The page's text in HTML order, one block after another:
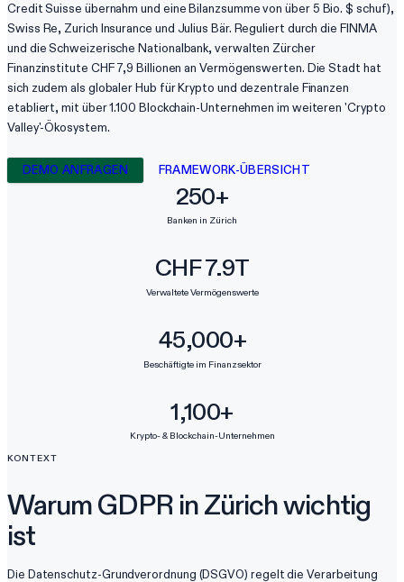
Credit Suisse übernahm und eine Bilanzsumme von über 5 Bio. $ schuf),
Swiss Re, Zurich Insurance und Julius Bär. Reguliert durch die FINMA
und die Schweizerische Nationalbank, verwalten Zürcher
Finanzinstitute CHF 7,9 Billionen an Vermögenswerten. Die Stadt hat
sich zudem als globaler Hub für Krypto und dezentrale Finanzen
etabliert, mit über 1.100 Blockchain-Unternehmen im weiteren 'Crypto
Valley'-Ökosystem.
DEMO ANFRAGEN FRAMEWORK-ÜBERSICHT
250+
Banken in Zürich
CHF 7.9T
Verwaltete Vermögenswerte
45,000+
Beschäftigte im Finanzsektor
1,100+
Krypto- & Blockchain-Unternehmen
KONTEXT
Warum GDPR in Zürich wichtig
ist
Die Datenschutz-Grundverordnung (DSGVO) regelt die Verarbeitung